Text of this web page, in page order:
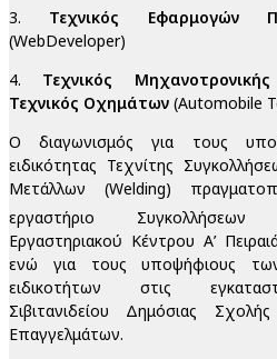
3. Τεχνικός Εφαρμογών
(WebDeveloper)
4. Τεχνικός
Τεχνικός Οχημάτων (Automobile
Ο διαγωνισμός για τους
ειδικότητας Τεχνίτης
Μετάλλων (Welding)
εργαστήριο
Εργαστηριακού Κέντρου Α’
ενώ για τους υποψήφιους
ειδικοτήτων στις
Σιβιτανιδείου Δημόσιας
Επαγγελμάτων.